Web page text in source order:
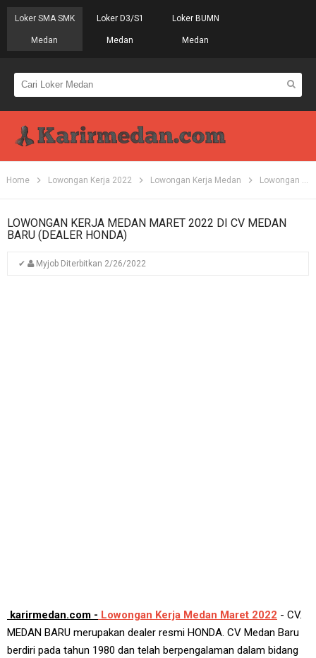
Loker SMA SMK
Medan
Loker D3/S1
Medan
Loker BUMN
Medan
Home Lowongan Kerja 2022 Lowongan Kerja Medan Lowongan Kerja SMA
LOWONGAN KERJA MEDAN MARET 2022 DI CV MEDAN
BARU (DEALER HONDA)
✔ Myjob Diterbitkan 2/26/2022
karirmedan.com - Lowongan Kerja Medan Maret 2022 - CV.
MEDAN BARU merupakan dealer resmi HONDA. CV Medan Baru
berdiri pada tahun 1980 dan telah berpengalaman dalam bidang